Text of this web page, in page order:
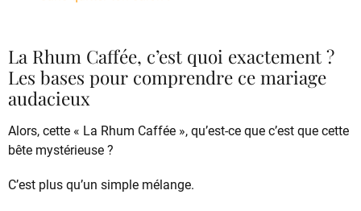
La Rhum Caffée, c’est quoi exactement ?
Les bases pour comprendre ce mariage
audacieux
Alors, cette « La Rhum Caffée », qu’est-ce que c’est que cette
bête mystérieuse ?
C’est plus qu’un simple mélange.